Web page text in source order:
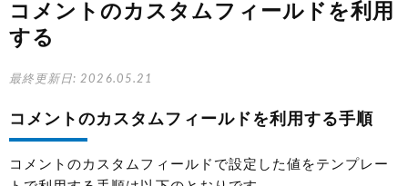
コメントのカスタムフィールドを利用
する
最終更新日: 2026.05.21
コメントのカスタムフィールドを利用する手順
コメントのカスタムフィールドで設定した値をテンプレー